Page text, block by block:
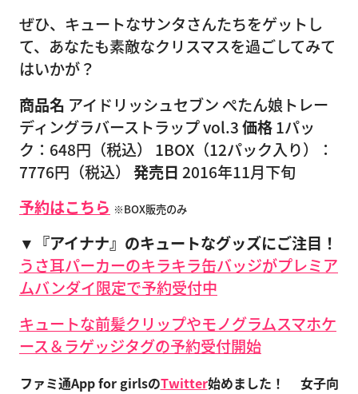
ぜひ、キュートなサンタさんたちをゲットし
て、あなたも素敵なクリスマスを過ごしてみて
はいかが？
商品名 アイドリッシュセブン ぺたん娘トレー
ディングラバーストラップ vol.3価格1パッ
ク：648円（税込） 1BOX（12パック入り）：
7776円（税込） 発売日 2016年11月下旬
予約はこちら ※BOX販売のみ
▼『アイナナ』のキュートなグッズにご注目！
うさ耳パーカーのキラキラ缶バッジがプレミア
ムバンダイ限定で予約受付中
キュートな前髪クリップやモノグラムスマホケ
ース＆ラゲッジタグの予約受付開始
ファミ通App for girlsのTwitter始めました！
女子向